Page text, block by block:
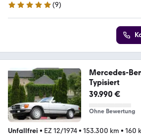
5 Sterne
(9)
Mercedes-
Typisiert
39.990 €
Ohne Bewertung
Unfallfrei • EZ 12/1974• 153.300 km • 160